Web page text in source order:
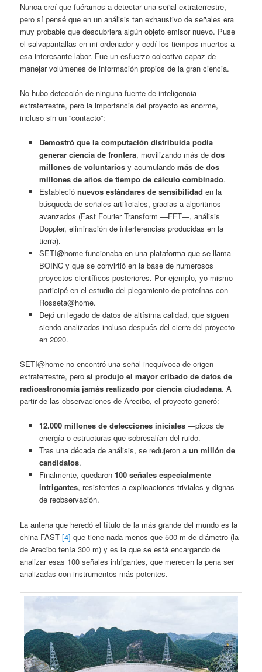
Nunca creí que fuéramos a detectar una señal extraterrestre,
pero sí pensé que en un análisis tan exhaustivo de señales era
muy probable que descubriera algún objeto emisor nuevo. Puse
el salvapantallas en mi ordenador y cedí los tiempos muertos a
esa interesante labor. Fue un esfuerzo colectivo capaz de
manejar volúmenes de información propios de la gran ciencia.
No hubo detección de ninguna fuente de inteligencia
extraterrestre, pero la importancia del proyecto es enorme,
incluso sin un “contacto”:
Demostró que la computación distribuida podía
generar ciencia de frontera, movilizando más de dos
millones de voluntariosy acumulando más de dos
millones de años de tiempo de cálculo combinado.
Estableció nuevos estándares de sensibilidad en la
búsqueda de señales artificiales, gracias a algoritmos
avanzados (Fast Fourier Transform —FFT—, análisis
Doppler, eliminación de interferencias producidas en la
tierra).
SETI@home funcionaba en una plataforma que se llama
BOINC y que se convirtió en la base de numerosos
proyectos científicos posteriores. Por ejemplo, yo mismo
participé en el estudio del plegamiento de proteínas con
Rosseta@home.
Dejó un legado de datos de altísima calidad, que siguen
siendo analizados incluso después del cierre del proyecto
en 2020.
SETI@home no encontró una señal inequívoca de origen
extraterrestre, perosí produjo el mayor cribado de datos de
radioastronomía jamás realizado por ciencia ciudadana. A
partir de las observaciones de Arecibo, el proyecto generó:
12.000 millones de detecciones iniciales—picos de
energía o estructuras que sobresalían del ruido.
Tras una década de análisis, se redujeron a un millón de
candidatos.
Finalmente, quedaron 100 señales especialmente
intrigantes, resistentes a explicaciones triviales y dignas
de reobservación.
La antena que heredó el título de la más grande del mundo es la
china FAST [4] que tiene nada menos que 500 m de diámetro (la
de Arecibo tenía 300 m) y es la que se está encargando de
analizar esas 100 señales intrigantes, que merecen la pena ser
analizadas con instrumentos más potentes.